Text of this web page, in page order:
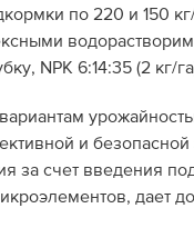
по 220 и 150
NPK 6:14:35 (2 кг/
и
за счет введения
дает